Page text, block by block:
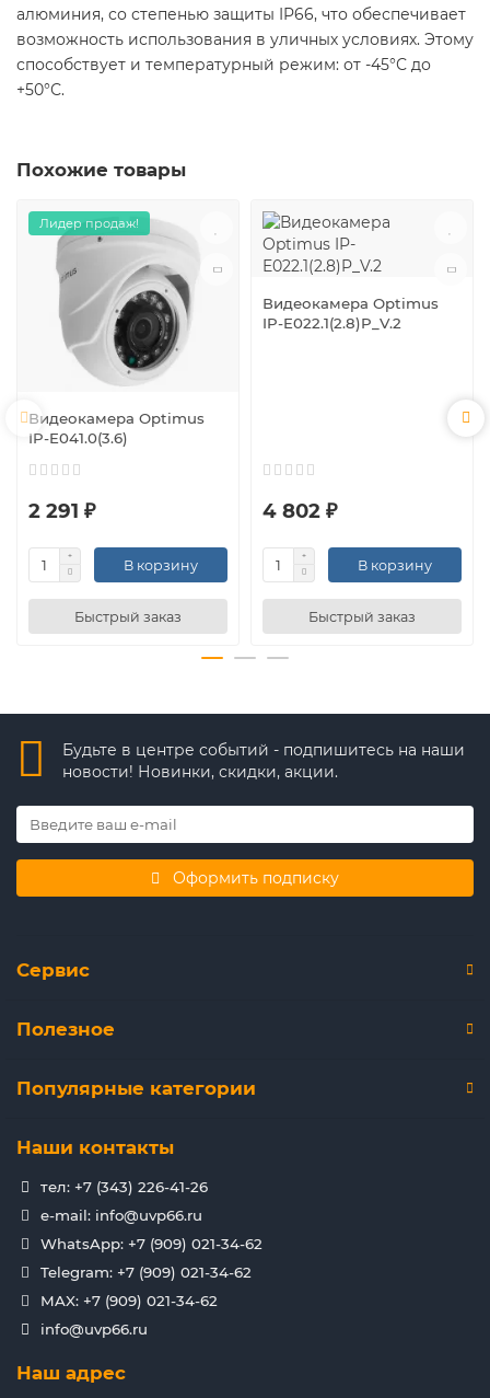
алюминия, со степенью защиты IP66, что обеспечивает
возможность использования в уличных условиях. Этому
способствует и температурный режим: от -45°С до
+50°С.
Похожие товары
Лидер продаж!
Видеокамера Optimus
IP-E041.0(3.6)
2 291 ₽
В корзину
Быстрый заказ
Видеокамера Optimus
IP-E022.1(2.8)P_V.2
4 802 ₽
В корзину
Быстрый заказ
Будьте в центре событий - подпишитесь на наши
новости! Новинки, скидки, акции.
Оформить подписку
Сервис
Полезное
Популярные категории
Наши контакты
тел: +7 (343) 226-41-26
e-mail: info@uvp66.ru
WhatsApp: +7 (909) 021-34-62
Telegram: +7 (909) 021-34-62
MAX: +7 (909) 021-34-62
info@uvp66.ru
Наш адрес